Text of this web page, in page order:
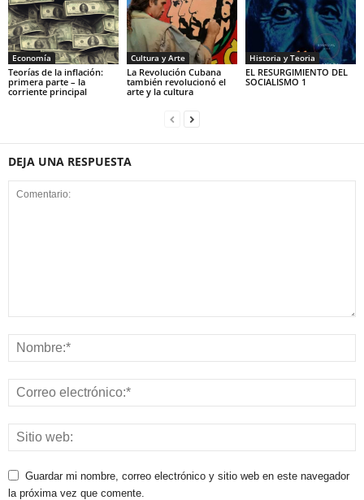
Economía
Teorías de la inflación:
primera parte – la
corriente principal
Cultura y Arte
La Revolución Cubana
también revolucionó el
arte y la cultura
Historia y Teoria
EL RESURGIMIENTO DEL
SOCIALISMO 1
DEJA UNA RESPUESTA
Guardar mi nombre, correo electrónico y sitio web en este navegador
la próxima vez que comente.